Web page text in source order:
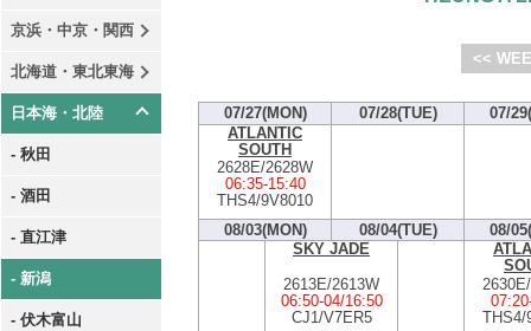
京浜・中京・関西
北海道・東北東海
日本海・北陸
- 秋田
- 酒田
- 直江津
- 新潟
- 伏木富山
<<
07/27(MON) 07/28(TUE)
07/
ATLANTIC
SOUTH
2628E/2628W
06:35-15:40
THS4/9V8010
08/03(MON)
08/04(TUE)
08/
SKY JADE
2613E/2613W
06:50-04/16:50
CJ1/V7ER5
07:20
THS4/